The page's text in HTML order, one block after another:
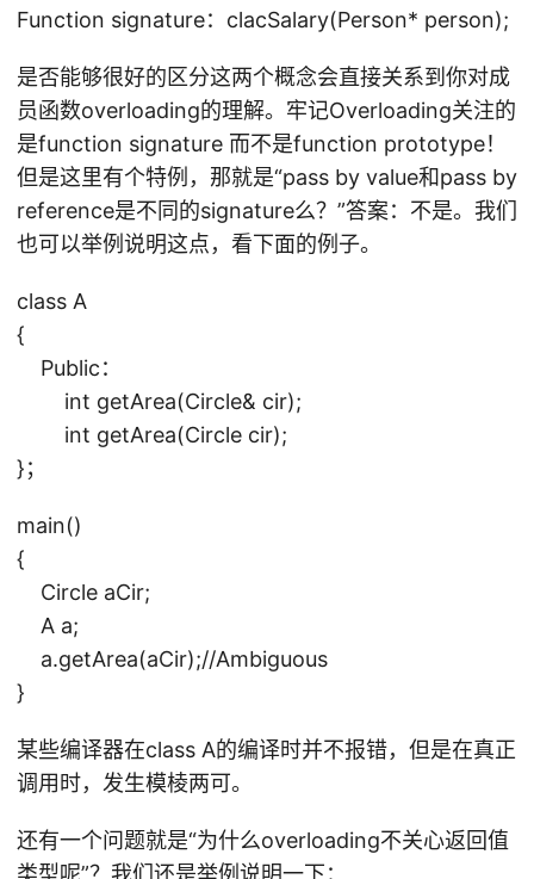
Function signature：clacSalary(Person* person);
是否能够很好的区分这两个概念会直接关系到你对成
员函数overloading的理解。牢记Overloading关注的
是function signature 而不是function prototype！
但是这里有个特例，那就是“pass by value和pass by
reference是不同的signature么？”答案：不是。我们
也可以举例说明这点，看下面的例子。
class A
{
Public：
int getArea(Circle& cir);
int getArea(Circle cir);
}；
main()
{
Circle aCir;
A a;
a.getArea(aCir);//Ambiguous
}
某些编译器在class A的编译时并不报错，但是在真正
调用时，发生模棱两可。
还有一个问题就是“为什么overloading不关心返回值
类型呢”？我们还是举例说明一下：